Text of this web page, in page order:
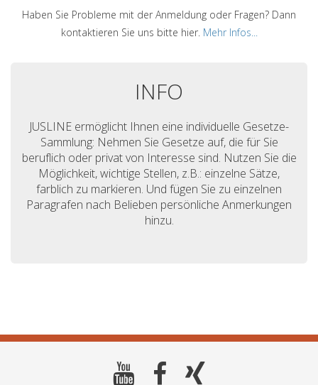
Haben Sie Probleme mit der Anmeldung oder Fragen? Dann
kontaktieren Sie uns bitte hier. Mehr Infos...
INFO
JUSLINE ermöglicht Ihnen eine individuelle Gesetze-
Sammlung: Nehmen Sie Gesetze auf, die für Sie
beruflich oder privat von Interesse sind. Nutzen Sie die
Möglichkeit, wichtige Stellen, z.B.: einzelne Sätze,
farblich zu markieren. Und fügen Sie zu einzelnen
Paragrafen nach Belieben persönliche Anmerkungen
hinzu.